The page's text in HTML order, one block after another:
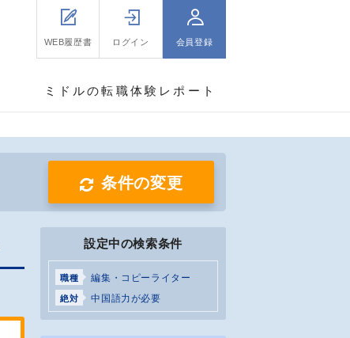
WEB履歴書 ログイン 会員登録
ミドルの転職体験レポート
条件の変更
設定中の検索条件
職種 編集・コピーライター
絶対 中国語力が必要